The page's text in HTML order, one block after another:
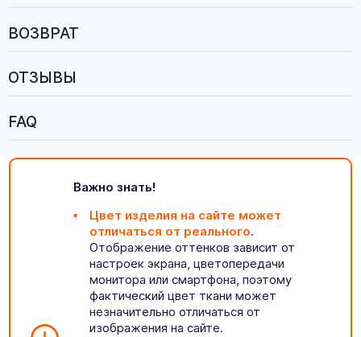
ВОЗВРАТ
ОТЗЫВЫ
FAQ
Важно знать!
Цвет изделия на сайте может
отличаться от реального.
Отображение оттенков зависит от
настроек экрана, цветопередачи
монитора или смартфона, поэтому
фактический цвет ткани может
незначительно отличаться от
изображения на сайте.